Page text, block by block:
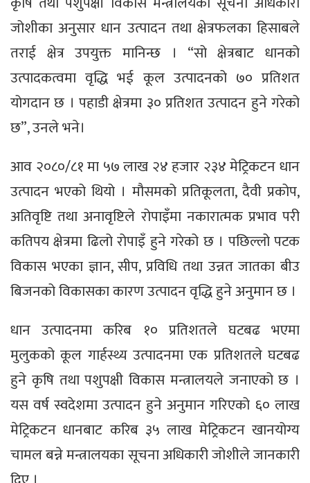
जोशीका अनुसार धान उत्पादन तथा क्षेत्रफलका हिसाबले
तराई क्षेत्र उपयुक्त मानिन्छ । “सो क्षेत्रबाट धानको
उत्पादकत्वमा वृद्धि भई कूल उत्पादनको ७० प्रतिशत
योगदान छ । पहाडी क्षेत्रमा ३० प्रतिशत उत्पादन हुने गरेको
छ”, उनले भने।
आव २०८०/८१ मा ५७ लाख २४ हजार २३४ मेट्रिकटन धान
उत्पादन भएको थियो । मौसमको प्रतिकूलता, दैवी प्रकोप,
अतिवृष्टि तथा अनावृष्टिले रोपाइँमा नकारात्मक प्रभाव परी
कतिपय क्षेत्रमा ढिलो रोपाइँ हुने गरेको छ । पछिल्लो पटक
विकास भएका ज्ञान, सीप, प्रविधि तथा उन्नत जातका बीउ
बिजनको विकासका कारण उत्पादन वृद्धि हुने अनुमान छ ।
धान उत्पादनमा करिब १० प्रतिशतले घटबढ भएमा
मुलुकको कूल गार्हस्थ्य उत्पादनमा एक प्रतिशतले घटबढ
हुने कृषि तथा पशुपक्षी विकास मन्त्रालयले जनाएको छ ।
यस वर्ष स्वदेशमा उत्पादन हुने अनुमान गरिएको ६० लाख
मेट्रिकटन धानबाट करिब ३५ लाख मेट्रिकटन खानयोग्य
चामल बन्ने मन्त्रालयका सूचना अधिकारी जोशीले जानकारी